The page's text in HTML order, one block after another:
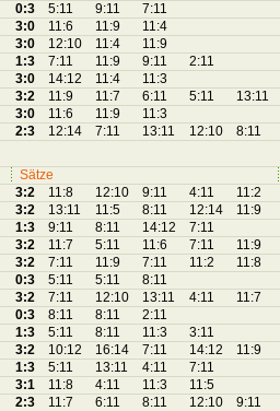
0:3 5:11 9:11 7:11
3:0 11:6 11:9
11:4
3:0 12:10 11:4 11:9
1:3 7:11 11:9 9:11
2:11
3:0 14:12 11:4 11:3
3:2 11:9 11:7 6:11 5:11
13:11
3:0 11:6 11:9 11:3
2:3 12:14 7:11 13:11 12:10
8:11
Sätze
3:2 11:8 12:10 9:11 4:11 11:2
3:2 13:11 11:5 8:11 12:14
11:9
1:3 9:11 8:11 14:12 7:11
3:2 11:7 5:11 11:6 7:11
11:9
3:2 7:11 11:9 7:11 11:2 11:8
0:3 5:11 5:11
8:11
3:2 7:11 12:10 13:11 4:11 11:7
0:3 8:11 8:11
2:11
1:3 5:11 8:11 11:3 3:11
3:2 10:12 16:14 7:11 14:12
11:9
1:3 5:11 13:11 4:11 7:11
3:1 11:8 4:11 11:3
11:5
2:3 11:7 6:11 8:11 12:10 9:11